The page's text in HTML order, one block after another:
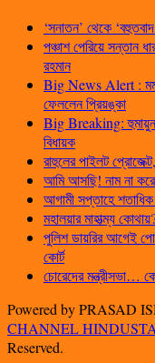
‘সনাতন’ থেকে
পঞ্চাশ পেরিয়ে
রহমান
Big News Alert :
ফেললেন প্রিয়ঙ্কা
Big Breaking:
বিধায়ক
রাহুলের পাইলট
আমি আসছি! নাম না
আগামী সপ্তাহে শতাধিক
মহালয়ার মাহাত্ম্য
পুলিশ ডায়রির আগেই
কোর্ট
চোরেদের মন্ত্রীসভা…
Powered by PRASAD
CHANNEL
Reserved.